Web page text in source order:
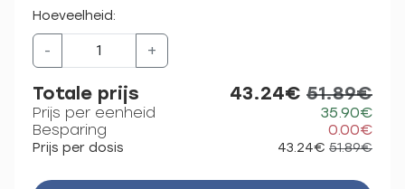
Hoeveelheid:
- +
Totale prijs 43.24€ 51.89€
Prijs per eenheid
35.90€
Besparing
0.00€
Prijs per dosis 43.24€ 51.89€